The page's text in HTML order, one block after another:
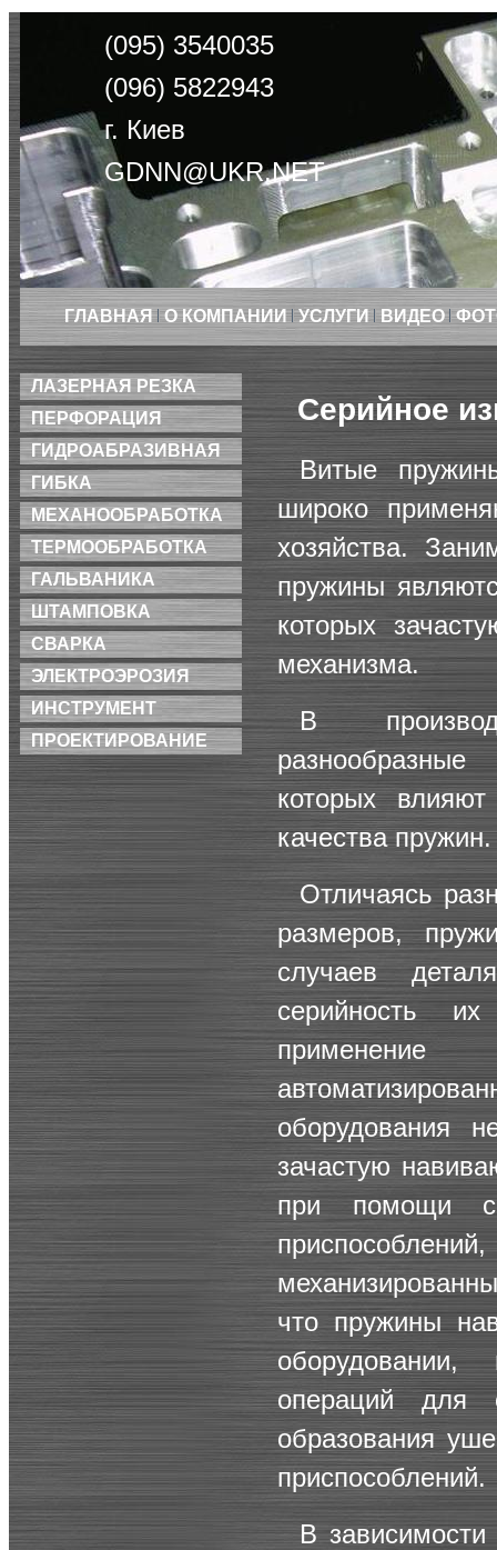
(095) 3540035
(096) 5822943
г. Киев
GDNN@UKR.NET
ГЛАВНАЯ О КОМПАНИИ УСЛУГИ ВИДЕО
ЛАЗЕРНАЯ РЕЗКА
ПЕРФОРАЦИЯ
ГИДРОАБРАЗИВНАЯ
ГИБКА
МЕХАНООБРАБОТКА
ТЕРМООБРАБОТКА
ГАЛЬВАНИКА
ШТАМПОВКА
СВАРКА
ЭЛЕКТРОЭРОЗИЯ
ИНСТРУМЕНТ
ПРОЕКТИРОВАНИЕ
Серийное
Витые
широко
хозяйства.
пружины
которых
механизма.
В
которых
качества пружин.
Отличаясь
размеров,
случаев
серийность
оборудования
зачастую
при помощи
что пружины
оборудовании,
операций для
образования
приспособлений.
В